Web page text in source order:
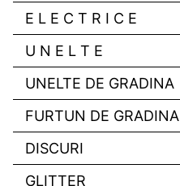
E L E C T R I C E
U N E L T E
UNELTE DE GRADINA
FURTUN DE GRADINA
DISCURI
GLITTER